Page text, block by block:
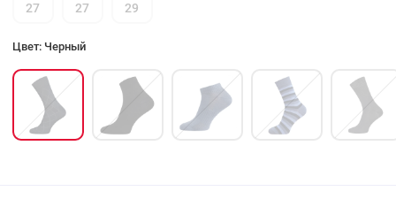
27 27 29
Цвет: Черный